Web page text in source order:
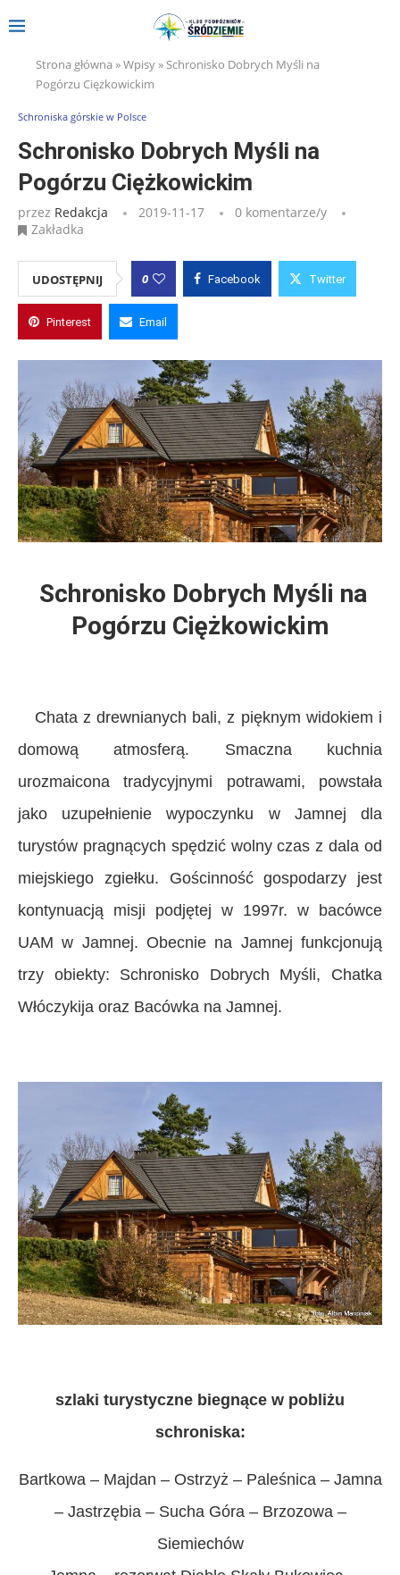
Strona główna »Wpisy»Schronisko Dobrych Myśli na
Pogórzu Ciężkowickim
Schroniska górskie w Polsce
Schronisko Dobrych Myśli na
Pogórzu Ciężkowickim
przez Redakcja 2019-11-17
0 komentarze/y
Zakładka
UDOSTĘPNIJ 0 Facebook Twitter
Pinterest Email
Schronisko Dobrych Myśli na
Pogórzu Ciężkowickim
Chata z drewnianych bali, z pięknym widokiem i
domową atmosferą. Smaczna kuchnia
urozmaicona tradycyjnymi potrawami, powstała
jako uzupełnienie wypoczynku w Jamnej dla
turystów pragnących spędzić wolny czas z dala od
miejskiego zgiełku. Gościnność gospodarzy jest
kontynuacją misji podjętej w 1997r. w bacówce
UAM w Jamnej. Obecnie na Jamnej funkcjonują
trzy obiekty: Schronisko Dobrych Myśli, Chatka
Włóczykija oraz Bacówka na Jamnej.
szlaki turystyczne biegnące w pobliżu
schroniska:
Bartkowa– Majdan – Ostrzyż – Paleśnica – Jamna
– Jastrzębia – Sucha Góra – Brzozowa –
Siemiechów